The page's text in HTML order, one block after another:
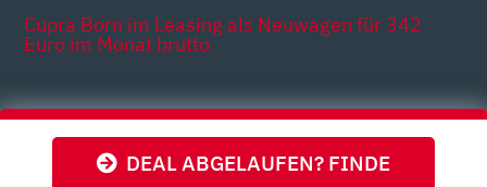
DEAL ABGELAUFEN? FINDE
Cupra Born im Leasing als Neuwagen für 342
Euro im Monat brutto